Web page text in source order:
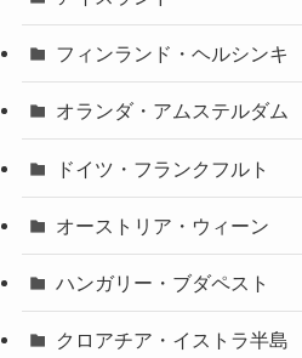
フィンランド・ヘルシンキ
オランダ・アムステルダム
ドイツ・フランクフルト
オーストリア・ウィーン
ハンガリー・ブダペスト
クロアチア・イストラ半島